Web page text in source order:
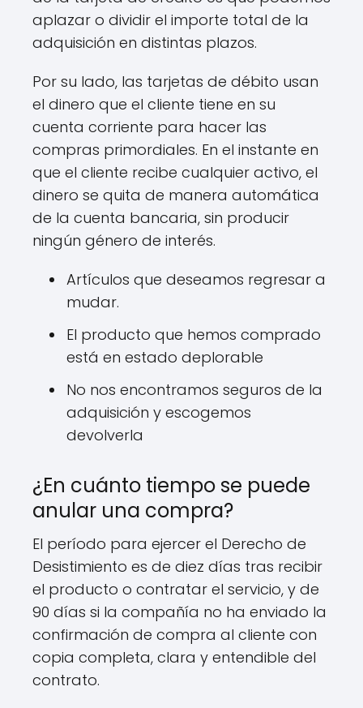
aplazar o dividir el importe total de la
adquisición en distintas plazos.
Por su lado, las tarjetas de débito usan
el dinero que el cliente tiene en su
cuenta corriente para hacer las
compras primordiales. En el instante en
que el cliente recibe cualquier activo, el
dinero se quita de manera automática
de la cuenta bancaria, sin producir
ningún género de interés.
Artículos que deseamos regresar a
mudar.
El producto que hemos comprado
está en estado deplorable
No nos encontramos seguros de la
adquisición y escogemos
devolverla
¿En cuánto tiempo se puede
anular una compra?
El período para ejercer el Derecho de
Desistimiento es de diez días tras recibir
el producto o contratar el servicio, y de
90 días si la compañía no ha enviado la
confirmación de compra al cliente con
copia completa, clara y entendible del
contrato.